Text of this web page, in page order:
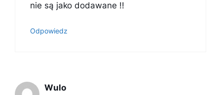
nie są jako dodawane !!
Odpowiedz
Wulo